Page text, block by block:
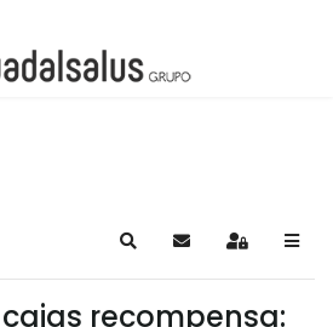
SearchSuscribirse a las
Sign In
recompensa: